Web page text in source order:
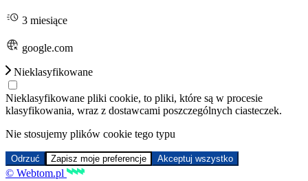
3 miesiące
google.com
Nieklasyfikowane
Nieklasyfikowane pliki cookie, to pliki, które są w procesie
klasyfikowania, wraz z dostawcami poszczególnych ciasteczek.
Nie stosujemy plików cookie tego typu
Odrzuć Zapisz moje preferencje Akceptuj wszystko
© Webtom.pl